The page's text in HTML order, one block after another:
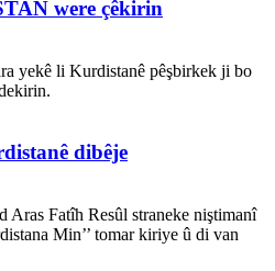
were çêkirin
yekê li Kurdistanê pêşbirkek ji bo
dibêje
Fatîh Resûl straneke niştimanî
Min’’ tomar kiriye û di van